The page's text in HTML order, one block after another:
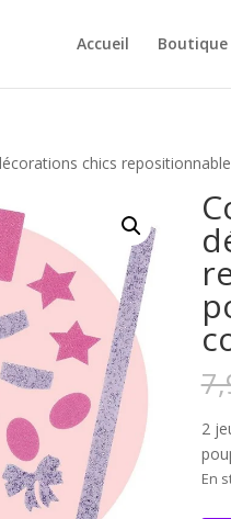
Accueil Boutique
chics
2
En